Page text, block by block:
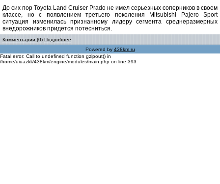
До сих пор Toyota Land Cruiser Prado не имел серьезных соперников в своем
классе, но с появлением третьего поколения Mitsubishi Pajero Sport
ситуация изменилась признанному лидеру сегмента среднеразмерных
внедорожников придется потесниться.
Комментарии (0) Подробнее
Powered by 438km.ru
Fatal error: Call to undefined function gzipout() in
/home/uiuazkli/438km/engine/modules/main.php on line 393